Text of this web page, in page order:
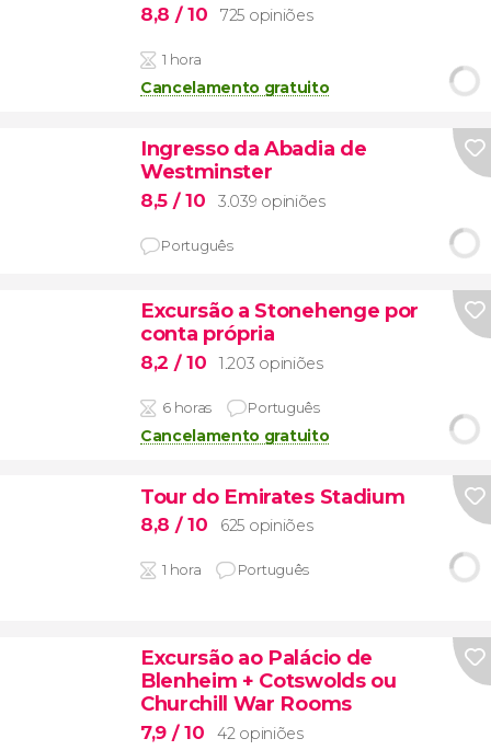
8,8 / 10 725 opiniões
1 hora
Cancelamento gratuito
Ingresso da Abadia de
Westminster
8,5 / 10 3.039 opiniões
Português
Excursão a Stonehenge por
conta própria
8,2 / 10 1.203 opiniões
6 horas Português
Cancelamento gratuito
Tour do Emirates Stadium
8,8 / 10 625 opiniões
1 hora Português
Excursão ao Palácio de
Blenheim + Cotswolds ou
Churchill War Rooms
7,9 / 10 42 opiniões